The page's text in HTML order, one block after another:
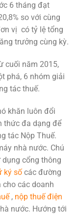
6 tháng đạt
so với cùng
vị có tỷ lệ tổng
trưởng cùng kỳ.
cuối năm 2015,
phá, 6 nhóm giải
tác thuế.
khăn luôn đổi
thức đa dạng để
tác Nộp Thuế.
nhà nước. Chú
cổng thông
ký sốcác đường
các doanh
, nộp thuế điện
nước. Hướng tới